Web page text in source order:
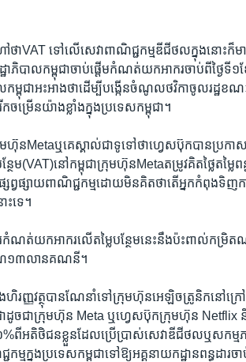
ៅ​ថា​VAT ទៅ​លើ​សេវា​ពាណិជ្ជកម្ម​ឌីជីថល​ក្នុង​នោះ​ក៏​មា
ាភិបាល​កម្ពុជា​ចាប់​ផ្តើម​កំណត់​យក​អាករ​ចាប់​ពី​ថ្ងៃ​ទី​១​
កម្ពុជា​អះអាង​ថា​ដើម្បី​បង្កើន​ចំណូល​ថវិកា​ចូល​រដ្ឋ​ខ
ម្រើន​យ៉ាង​ខ្លាំង​ក្នុង​ប្រទេស​កម្ពុជា។​
មហ៊ុន​Meta​ឬ​គេ​ស្គាល់​ជា​ទូទៅ​ថា​ហ្វេសប៊ុក​បាន​ប្រកា
ម​(VAT)​នៅ​កម្ពុជា​ក្រុមហ៊ុន​Meta​តម្រូវ​គិត​ថ្លៃ​តម្លៃ​
ព្វផ្សាយ​ពាណិជ្ជកម្ម​ដោយ​មិន​គិត​ថា​តើ​អ្នក​កំពុង​ទិញ​ក
ះ​ទេ។​
ណត់​យក​អាករ​លើ​តម្លៃ​បន្ថែម​នេះ​នឹង​ប៉ះពាល់​កម្រិត​ណ
ាណ​១៣​លាន​គណនី។​
ហិរញ្ញ​វត្ថុ​បាន​ណែនាំ​ទៅ​ក្រុមហ៊ុន​អេឡិចត្រូនិក​នៅ​ក្រៅ​
ា​ដូច​ជា​ក្រុមហ៊ុន ​Meta ​ឬ​ហ្វេសប៊ុក​ក្រុមហ៊ុន ​Netflix
០%​ពី​អតិថិ​ជន​ខ្លួន​ដែល​ប្រើប្រាស់​សេវា​ឌីជីថល​ឬ​សកម្មភ
ម្ម​ក្នុង​ប្រទេស​កម្ពុជាទៅ​ឱ្យ​អគ្គនាយកដ្ឋាន​ពន្ធដារ​ច